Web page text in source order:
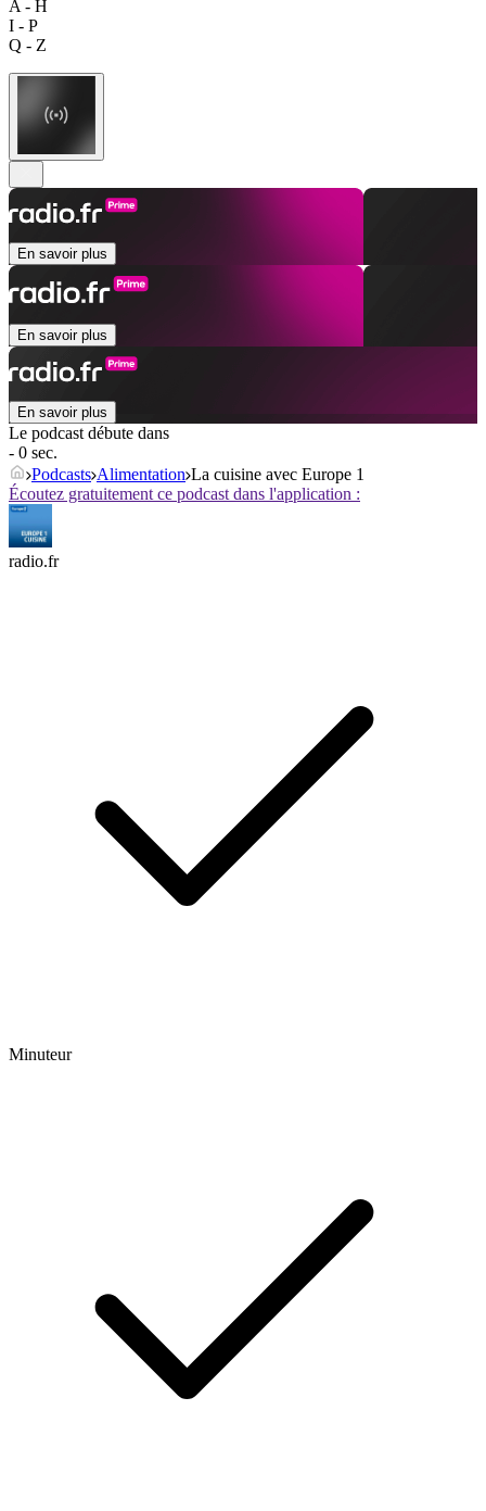
A - H
I - P
Q - Z
En savoir plus
En savoir plus
En savoir plus
Le podcast débute dans
- 0 sec.
Podcasts Alimentation La cuisine avec Europe 1
Écoutez gratuitement ce podcast dans l'application :
radio.fr
Minuteur